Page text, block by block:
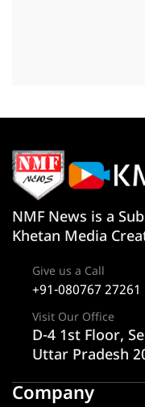
NMF News is a
Khetan Media
Give us a Call
+91-080767 27261
Visit Our Office
D-4 1st Floor,
Uttar Pradesh
Company